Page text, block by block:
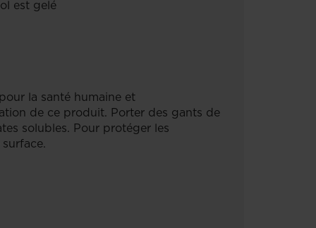
est gelé
la santé humaine et
de ce produit. Porter des gants de
solubles. Pour protéger les